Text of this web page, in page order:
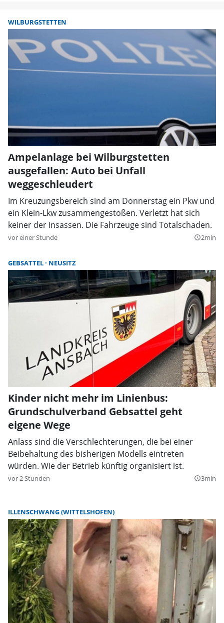
WILBURGSTETTEN
Ampelanlage bei Wilburgstetten
ausgefallen: Auto bei Unfall
weggeschleudert
Im Kreuzungsbereich sind am Donnerstag ein Pkw und
ein Klein-Lkw zusammengestoßen. Verletzt hat sich
keiner der Insassen. Die Fahrzeuge sind Totalschaden.
vor einer Stunde query_builder2min
GEBSATTEL NEUSITZ
Kinder nicht mehr im Linienbus:
Grundschulverband Gebsattel geht
eigene Wege
Anlass sind die Verschlechterungen, die bei einer
Beibehaltung des bisherigen Modells eintreten
würden. Wie der Betrieb künftig organisiert ist.
vor 2 Stunden query_builder3min
ILLENSCHWANG (WITTELSHOFEN)